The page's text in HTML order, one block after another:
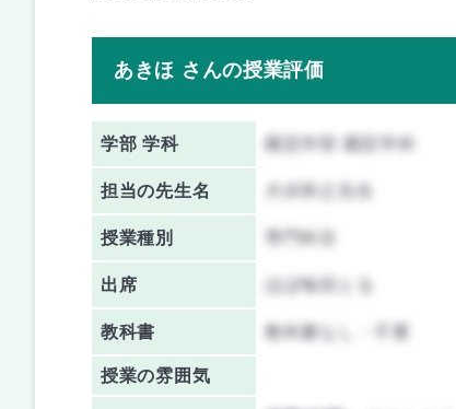
あきほ さんの授業評価
学部 学科 園芸学部 園芸学科
担当の先生名
授業種別 専門科目
出席 ほぼ毎回とる
教科書 教科書なし・不要
授業の雰囲気